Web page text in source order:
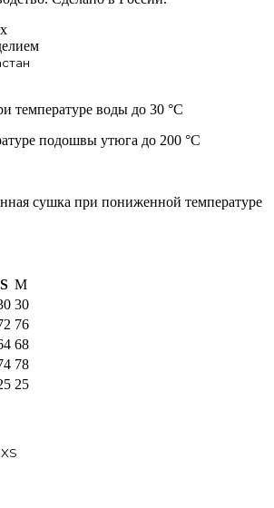
температуре воды до 30 °C
подошвы утюга до 200 °C
сушка при пониженной температуре
S M
30
76
68
78
25